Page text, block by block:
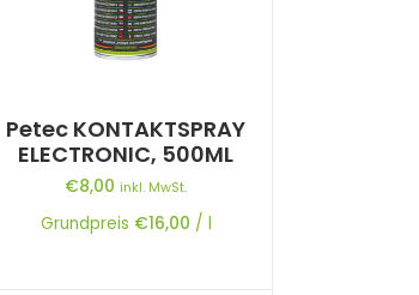
Petec KONTAKTSPRAY
ELECTRONIC, 500ML
€8,00 inkl. MwSt.
Grundpreis €16,00 / l